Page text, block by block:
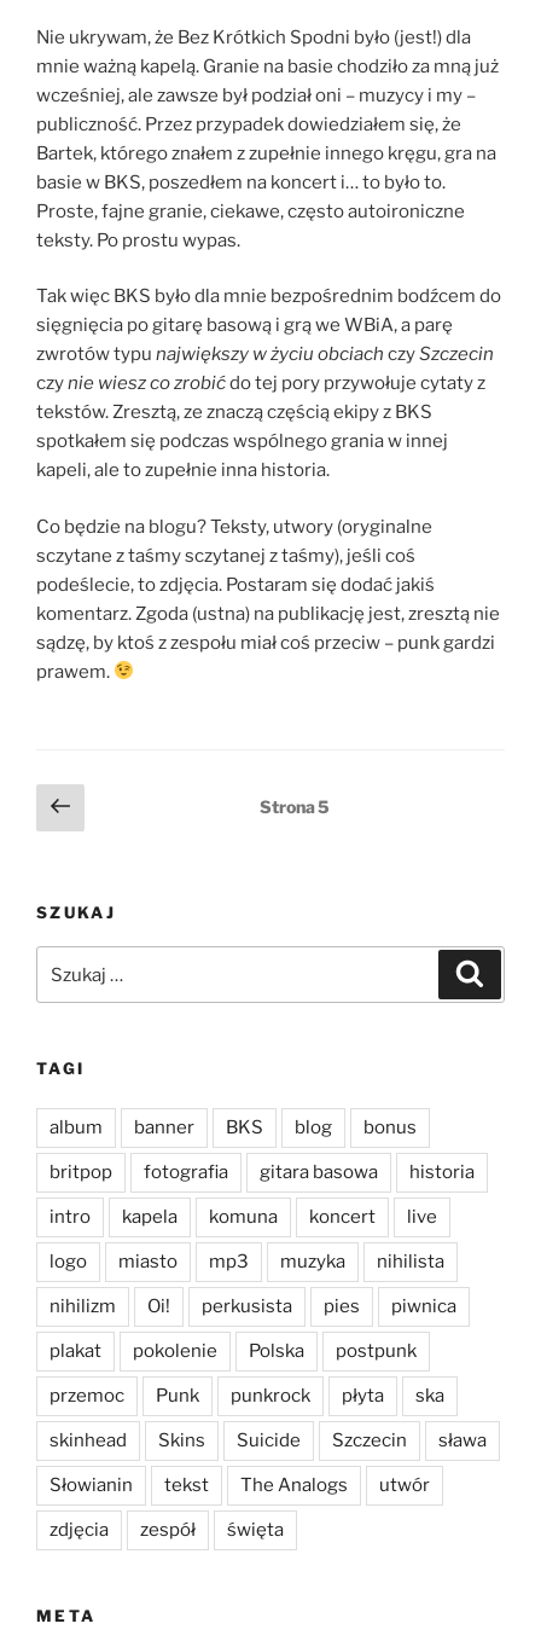
Nie ukrywam, że Bez Krótkich Spodni było (jest!) dla
mnie ważną kapelą. Granie na basie chodziło za mną już
wcześniej, ale zawsze był podział oni – muzycy i my –
publiczność. Przez przypadek dowiedziałem się, że
Bartek, którego znałem z zupełnie innego kręgu, gra na
basie w BKS, poszedłem na koncert i… to było to.
Proste, fajne granie, ciekawe, często autoironiczne
teksty. Po prostu wypas.
Tak więc BKS było dla mnie bezpośrednim bodźcem do
sięgnięcia po gitarę basową i grą we WBiA, a parę
zwrotów typu największy w życiu obciach czySzczecin
czynie wiesz co zrobićdo tej pory przywołuje cytaty z
tekstów. Zresztą, ze znaczą częścią ekipy z BKS
spotkałem się podczas wspólnego grania w innej
kapeli, ale to zupełnie inna historia.
Co będzie na blogu? Teksty, utwory (oryginalne
sczytane z taśmy sczytanej z taśmy), jeśli coś
podeślecie, to zdjęcia. Postaram się dodać jakiś
komentarz. Zgoda (ustna) na publikację jest, zresztą nie
sądzę, by ktoś z zespołu miał coś przeciw – punk gardzi
prawem.
Stronicowanie
wpisów
Poprzednia
strona
Strona5
SZUKAJ
TAGI
album banner BKS blog bonus
britpop fotografia gitara basowa historia
intro kapela komuna koncert live
logo miasto mp3 muzyka nihilista
nihilizm Oi! perkusista pies piwnica
plakat pokolenie Polska postpunk
przemoc Punk punkrock płyta ska
skinhead Skins Suicide Szczecin sława
Słowianin tekst The Analogs utwór
zdjęcia zespół święta
META